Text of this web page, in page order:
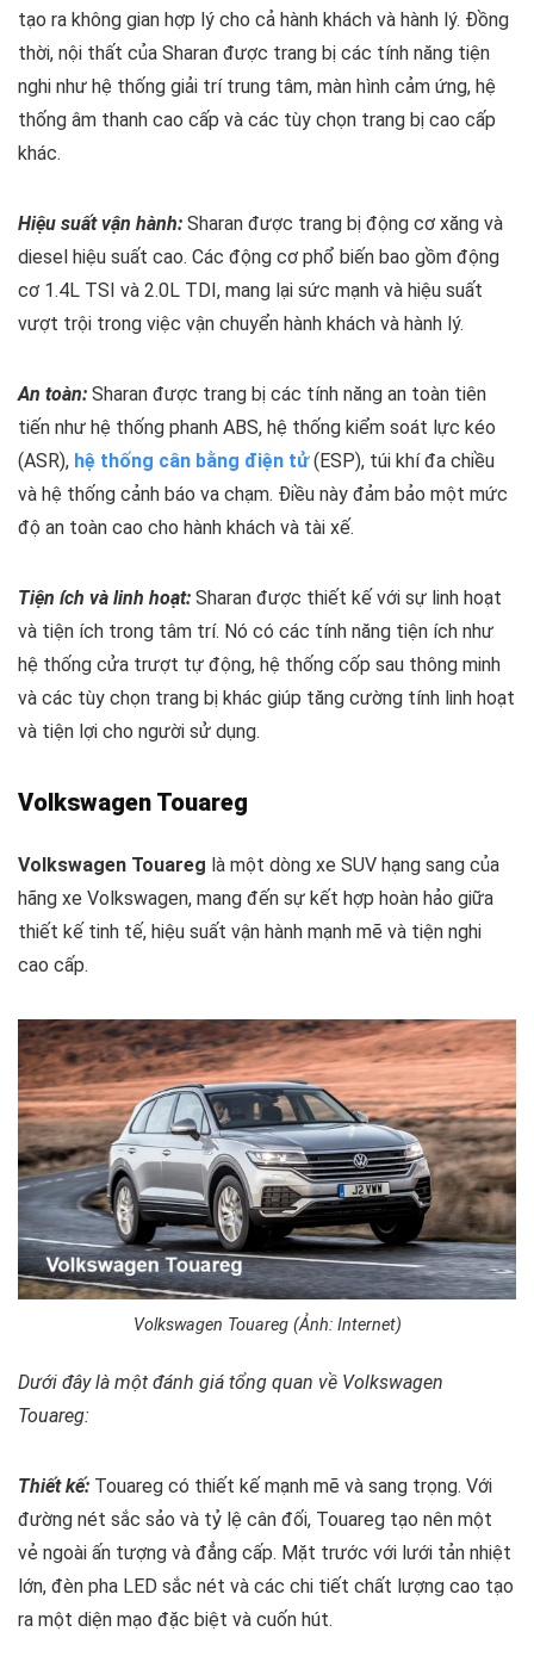
tạo ra không gian hợp lý cho cả hành khách và hành lý. Đồng
thời, nội thất của Sharan được trang bị các tính năng tiện
nghi như hệ thống giải trí trung tâm, màn hình cảm ứng, hệ
thống âm thanh cao cấp và các tùy chọn trang bị cao cấp
khác.
Hiệu suất vận hành: Sharan được trang bị động cơ xăng và
diesel hiệu suất cao. Các động cơ phổ biến bao gồm động
cơ 1.4L TSI và 2.0L TDI, mang lại sức mạnh và hiệu suất
vượt trội trong việc vận chuyển hành khách và hành lý.
An toàn: Sharan được trang bị các tính năng an toàn tiên
tiến như hệ thống phanh ABS, hệ thống kiểm soát lực kéo
(ASR), hệ thống cân bằng điện tử(ESP), túi khí đa chiều
và hệ thống cảnh báo va chạm. Điều này đảm bảo một mức
độ an toàn cao cho hành khách và tài xế.
Tiện ích và linh hoạt: Sharan được thiết kế với sự linh hoạt
và tiện ích trong tâm trí. Nó có các tính năng tiện ích như
hệ thống cửa trượt tự động, hệ thống cốp sau thông minh
và các tùy chọn trang bị khác giúp tăng cường tính linh hoạt
và tiện lợi cho người sử dụng.
Volkswagen Touareg
Volkswagen Touareg là một dòng xe SUV hạng sang của
hãng xe Volkswagen, mang đến sự kết hợp hoàn hảo giữa
thiết kế tinh tế, hiệu suất vận hành mạnh mẽ và tiện nghi
cao cấp.
Volkswagen Touareg (Ảnh: Internet)
Dưới đây là một đánh giá tổng quan về Volkswagen
Touareg:
Thiết kế: Touareg có thiết kế mạnh mẽ và sang trọng. Với
đường nét sắc sảo và tỷ lệ cân đối, Touareg tạo nên một
vẻ ngoài ấn tượng và đẳng cấp. Mặt trước với lưới tản nhiệt
lớn, đèn pha LED sắc nét và các chi tiết chất lượng cao tạo
ra một diện mạo đặc biệt và cuốn hút.